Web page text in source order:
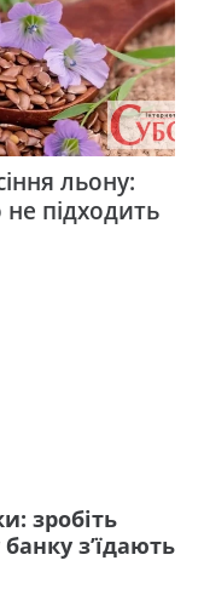
льону:
підходить
зробіть
з’їдають